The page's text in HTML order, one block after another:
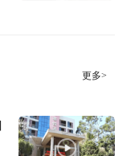
更多>